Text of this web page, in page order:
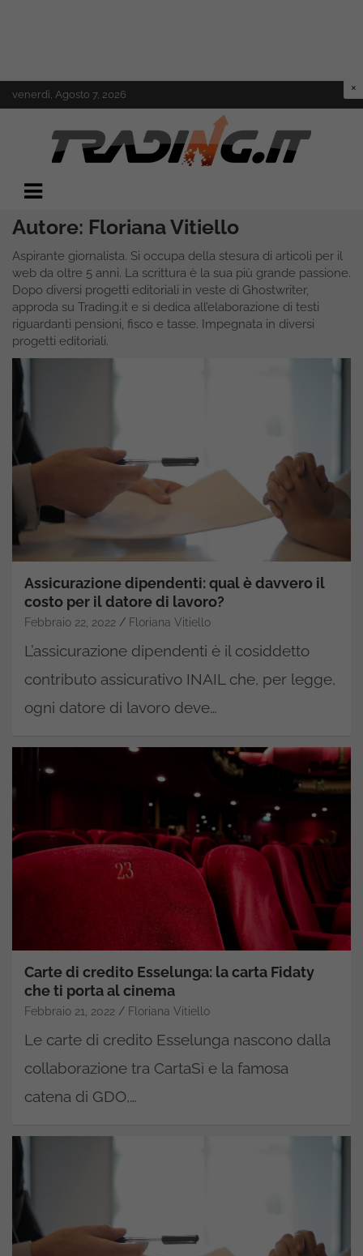
to
venerdì, Agosto 7, 2026
Trading.it
Autore: Floriana Vitiello
Aspirante giornalista. Si occupa della stesura di articoli per il
web da oltre 5 anni. La scrittura è la sua più grande passione.
Dopo diversi progetti editoriali in veste di Ghostwriter,
approda su Trading.it e si dedica all’elaborazione di testi
riguardanti pensioni, fisco e tasse. Impegnata in diversi
progetti editoriali.
Assicurazione dipendenti: qual è davvero il
costo per il datore di lavoro?
Febbraio 22, 2022 Floriana Vitiello
L’assicurazione dipendenti è il cosiddetto
contributo assicurativo INAIL che, per legge,
ogni datore di lavoro deve…
Carte di credito Esselunga: la carta Fidaty
che ti porta al cinema
Febbraio 21, 2022 Floriana Vitiello
Le carte di credito Esselunga nascono dalla
collaborazione tra CartaSì e la famosa
catena di GDO,…